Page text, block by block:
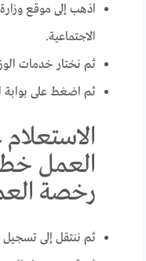
اذهب إلى موقع وزارة
الاجتماعية.
ثم نختار خدمات
ثم اضغط على بوابة
العمل
رخصة
ثم ننتقل إلى تسجيل